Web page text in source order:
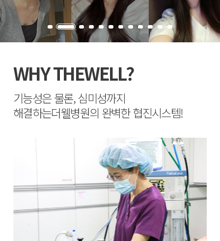
WHYTHEWELL?
기능성은 물론, 심미성까지
해결하는더웰병원의 완벽한 협진시스템!